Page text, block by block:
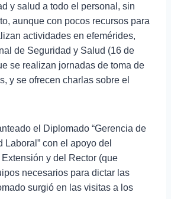
y salud a todo el personal, sin
aunque con pocos recursos para
actividades en efemérides,
de Seguridad y Salud (16 de
se realizan jornadas de toma de
y se ofrecen charlas sobre el
el Diplomado “Gerencia de
Laboral” con el apoyo del
y del Rector (que
necesarios para dictar las
surgió en las visitas a los